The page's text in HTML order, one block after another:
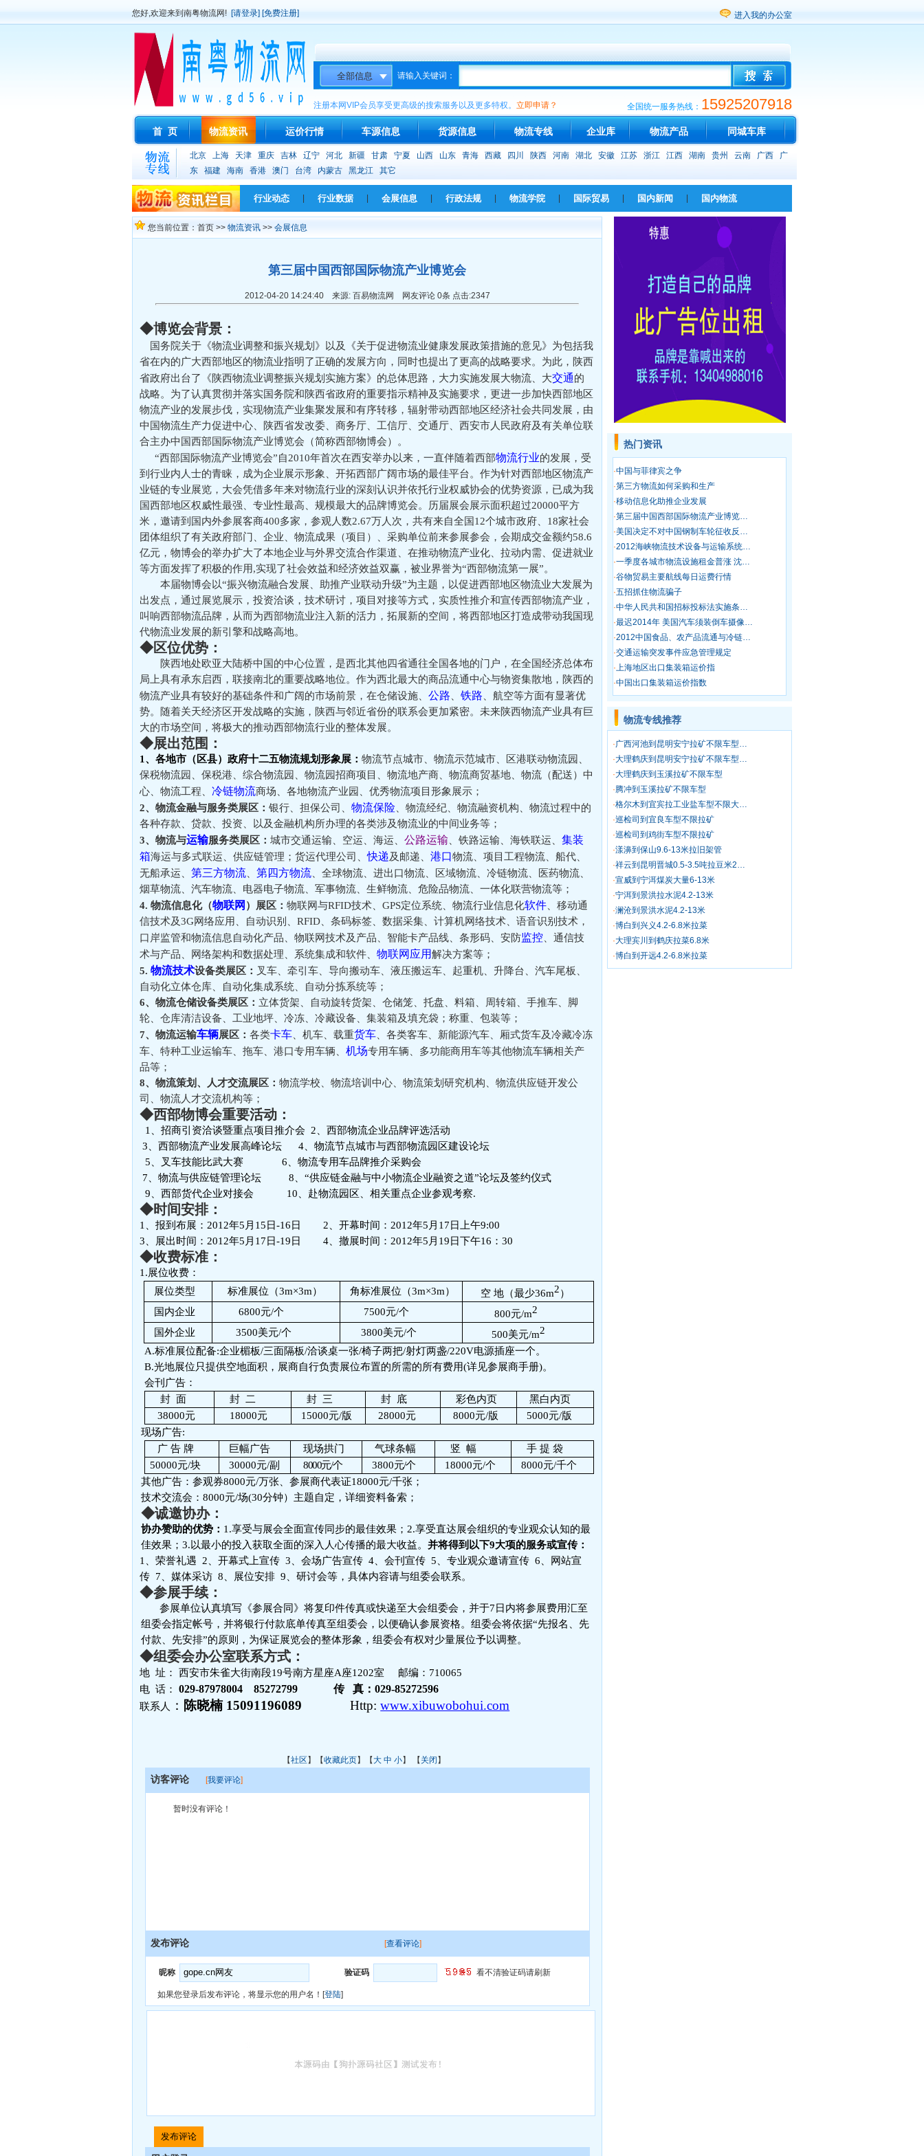
您好,欢迎来到南粤物流网! [请登录] [免费注册] 进入我的办公室
请输入关键词：
注册本网VIP会员享受更高级的搜索服务以及更多特权。 立即申请？ 全国统一服务热线： 15925207918
首 页 物流资讯 运价行情 车源信息 货源信息 物流专线 企业库 物流产品 同城车库
北京 上海 天津 重庆 吉林 辽宁 河北 新疆 甘肃 宁夏 山西 山东 青海 西藏 四川 陕西 河南 湖北 安徽 江苏 浙江 江西 湖南 贵州 云南 广西
广
东
福建 海南 香港 澳门 台湾 内蒙古 黑龙江 其它
行业动态 行业数据 会展信息 行政法规 物流学院 国际贸易 国内新闻 国内物流
您当前位置：首页 >> 物流资讯 >> 会展信息
第三届中国西部国际物流产业博览会
2012-04-20 14:24:40 来源: 百易物流网 网友评论 0条 点击:2347
◆博览会背景：
国务院关于《物流业调整和振兴规划》以及《关于促进物流业健康发展政策措施的意见》为包括我
省在内的广大西部地区的物流业指明了正确的发展方向，同时也提出了更高的战略要求。为此，陕西
省政府出台了《陕西物流业调整振兴规划实施方案》的总体思路，大力实施发展大物流、大交通的
战略。为了认真贯彻并落实国务院和陕西省政府的重要指示精神及实施要求，更进一步加快西部地区
物流产业的发展步伐，实现物流产业集聚发展和有序转移，辐射带动西部地区经济社会共同发展，由
中国物流生产力促进中心、陕西省发改委、商务厅、工信厅、交通厅、西安市人民政府及有关单位联
合主办中国西部国际物流产业博览会（简称西部物博会）。
“西部国际物流产业博览会”自2010年首次在西安举办以来，一直伴随着西部物流行业的发展，受
到行业内人士的青睐，成为企业展示形象、开拓西部广阔市场的最佳平台。作为针对西部地区物流产
业链的专业展览，大会凭借多年来对物流行业的深刻认识并依托行业权威协会的优势资源，已成为我
国西部地区权威性最强、专业性最高、规模最大的品牌博览会。历届展会展示面积超过20000平方
米，邀请到国内外参展客商400多家，参观人数2.67万人次，共有来自全国12个城市政府、18家社会
团体组织了有关政府部门、企业、物流成果（项目）、采购单位前来参展参会，会期成交金额约58.6
亿元，物博会的举办扩大了本地企业与外界交流合作渠道、在推动物流产业化、拉动内需、促进就业
等方面发挥了积极的作用,实现了社会效益和经济效益双赢，被业界誉为“西部物流第一展”。
本届物博会以“振兴物流融合发展、助推产业联动升级”为主题，以促进西部地区物流业大发展为
出发点，通过展览展示，投资洽谈，技术研讨，项目对接等方式，实质性推介和宣传西部物流产业，
叫响西部物流品牌，从而为西部物流业注入新的活力，拓展新的空间，将西部地区打造成带动我国现
代物流业发展的新引擎和战略高地。
◆区位优势：
陕西地处欧亚大陆桥中国的中心位置，是西北其他四省通往全国各地的门户，在全国经济总体布
局上具有承东启西，联接南北的重要战略地位。作为西北最大的商品流通中心与物资集散地，陕西的
物流产业具有较好的基础条件和广阔的市场前景，在仓储设施、公路 、铁路 、航空等方面有显著优
势。随着关天经济区开发战略的实施，陕西与邻近省份的联系会更加紧密。未来陕西物流产业具有巨
大的市场空间，将极大的推动西部物流行业的整体发展。
◆展出范围：
1、各地市（区县）政府十二五物流规划形象展：物流节点城市、物流示范城市、区港联动物流园、
保税物流园、保税港、综合物流园、物流园招商项目、物流地产商、物流商贸基地、物流（配送）中
心、物流工程、冷链物流商场、各地物流产业园、优秀物流项目形象展示；
2、物流金融与服务类展区：银行、担保公司、物流保险 、物流经纪、物流融资机构、物流过程中的
各种存款、贷款、投资、以及金融机构所办理的各类涉及物流业的中间业务等；
3、物流与运输服务类展区：城市交通运输、空运、海运、公路运输 、铁路运输、海铁联运、集装
箱海运与多式联运、供应链管理；货运代理公司、快递及邮递、港口物流、项目工程物流、船代、
无船承运、第三方物流 、第四方物流 、全球物流、进出口物流、区域物流、冷链物流、医药物流、
烟草物流、汽车物流、电器电子物流、军事物流、生鲜物流、危险品物流、一体化联营物流等；
4. 物流信息化（物联网 ）展区：物联网与RFID技术、GPS定位系统、物流行业信息化软件 、移动通
信技术及3G网络应用、自动识别、RFID、条码标签、数据采集、计算机网络技术、语音识别技术，
口岸监管和物流信息自动化产品、物联网技术及产品、智能卡产品线、条形码、安防监控 、通信技
术与产品、网络架构和数据处理、系统集成和软件、物联网应用解决方案等；
5.物流技术设备类展区： 叉车、牵引车、导向搬动车、液压搬运车、起重机、升降台、汽车尾板、
自动化立体仓库、自动化集成系统、自动分拣系统等；
6、物流仓储设备类展区： 立体货架、自动旋转货架、仓储笼、托盘、料箱、周转箱、手推车、脚
轮、仓库清洁设备、工业地坪、冷冻、冷藏设备、集装箱及填充袋；称重、包装等；
7、物流运输车辆展区：各类卡车 、机车、载重货车 、各类客车、新能源汽车、厢式货车及冷藏冷冻
车、特种工业运输车、拖车、港口专用车辆、机场专用车辆、多功能商用车等其他物流车辆相关产
品等；
8、物流策划、人才交流展区：物流学校、物流培训中心、物流策划研究机构、物流供应链开发公
司、物流人才交流机构等；
◆西部物博会重要活动：
1、招商引资洽谈暨重点项目推介会 2、西部物流企业品牌评选活动
3、西部物流产业发展高峰论坛 4、物流节点城市与西部物流园区建设论坛
5、叉车技能比武大赛 6、物流专用车品牌推介采购会
7、物流与供应链管理论坛 8、“供应链金融与中小物流企业融资之道”论坛及签约仪式
9、西部货代企业对接会 10、赴物流园区、相关重点企业参观考察.
◆时间安排：
1、报到布展：2012年5月15日-16日 2、开幕时间：2012年5月17日上午9:00
3、展出时间：2012年5月17日-19日 4、撤展时间：2012年5月19日下午16：30
◆收费标准：
1.展位收费：
展位类型
标准展位（3m×3m） 角标准展位（3m×3m） 空 地（最少36m2）
国内企业
6800元/个 7500元/个 800元/m2
国外企业 3500美元/个 3800美元/个 500美元/m2
A.标准展位配备:企业楣板/三面隔板/洽谈桌一张/椅子两把/射灯两盏/220V电源插座一个。
B.光地展位只提供空地面积，展商自行负责展位布置的所需的所有费用(详见参展商手册)。
会刊广告：
封 面
封 二 封 三 封 底 彩色内页
黑白内页
38000元
18000元 15000元/版 28000元 8000元/版
5000元/版
现场广告:
广 告 牌
巨幅广告 现场拱门 气球条幅 竖 幅
手 提 袋
50000元/块
30000元/副 8000元/个 3800元/个 18000元/个
8000元/千个
其他广告：参观券8000元/万张、参展商代表证18000元/千张；
技术交流会：8000元/场(30分钟）主题自定，详细资料备索；
◆诚邀协办：
协办赞助的优势： 1.享受与展会全面宣传同步的最佳效果；2.享受直达展会组织的专业观众认知的最
佳效果；3.以最小的投入获取全面的深入人心传播的最大收益。 并将得到以下9大项的服务或宣传：
1、荣誉礼遇 2、开幕式上宣传 3、会场广告宣传 4、会刊宣传 5、专业观众邀请宣传 6、网站宣
传 7、媒体采访 8、展位安排 9、研讨会等，具体内容请与组委会联系。
◆参展手续：
参展单位认真填写《参展合同》将复印件传真或快递至大会组委会，并于7日内将参展费用汇至
组委会指定帐号，并将银行付款底单传真至组委会，以便确认参展资格。组委会将依据“先报名、先
付款、先安排”的原则，为保证展览会的整体形象，组委会有权对少量展位予以调整。
◆组委会办公室联系方式：
地 址： 西安市朱雀大街南段19号南方星座A座1202室 邮编：710065
电 话：029-87978004 85272799 传 真：029-85272596
联系人 ： 陈晓楠 15091196089 Http:www.xibuwobohui.com
【社区】【收藏此页】【大 中 小】 【关闭】
访客评论 [我要评论]
暂时没有评论！
发布评论 [查看评论]
昵称 验证码 看不清验证码请刷新
如果您登录后发布评论，将显示您的用户名！[登陆]
热门资讯
·中国与菲律宾之争
·第三方物流如何采购和生产
·移动信息化助推企业发展
·第三届中国西部国际物流产业博览…
·美国决定不对中国钢制车轮征收反…
·2012海峡物流技术设备与运输系统…
·一季度各城市物流设施租金普涨 沈…
·谷物贸易主要航线每日运费行情
·五招抓住物流骗子
·中华人民共和国招标投标法实施条…
·最迟2014年 美国汽车须装倒车摄像…
·2012中国食品、农产品流通与冷链…
·交通运输突发事件应急管理规定
·上海地区出口集装箱运价指
·中国出口集装箱运价指数
物流专线推荐
·广西河池到昆明安宁拉矿不限车型…
·大理鹤庆到昆明安宁拉矿不限车型…
·大理鹤庆到玉溪拉矿不限车型
·腾冲到玉溪拉矿不限车型
·格尔木到宜宾拉工业盐车型不限大…
·巡检司到宜良车型不限拉矿
·巡检司到鸡街车型不限拉矿
·漾濞到保山9.6-13米拉旧架管
·祥云到昆明晋城0.5-3.5吨拉豆米2…
·宣威到宁洱煤炭大量6-13米
·宁洱到景洪拉水泥4.2-13米
·澜沧到景洪水泥4.2-13米
·博白到兴义4.2-6.8米拉菜
·大理宾川到鹤庆拉菜6.8米
·博白到开远4.2-6.8米拉菜